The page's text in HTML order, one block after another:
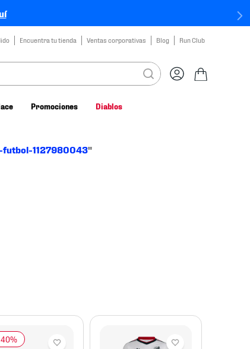
Encuentra tu tienda Ventas corporativas Blog Run Club
Promociones Diablos
1127980043"